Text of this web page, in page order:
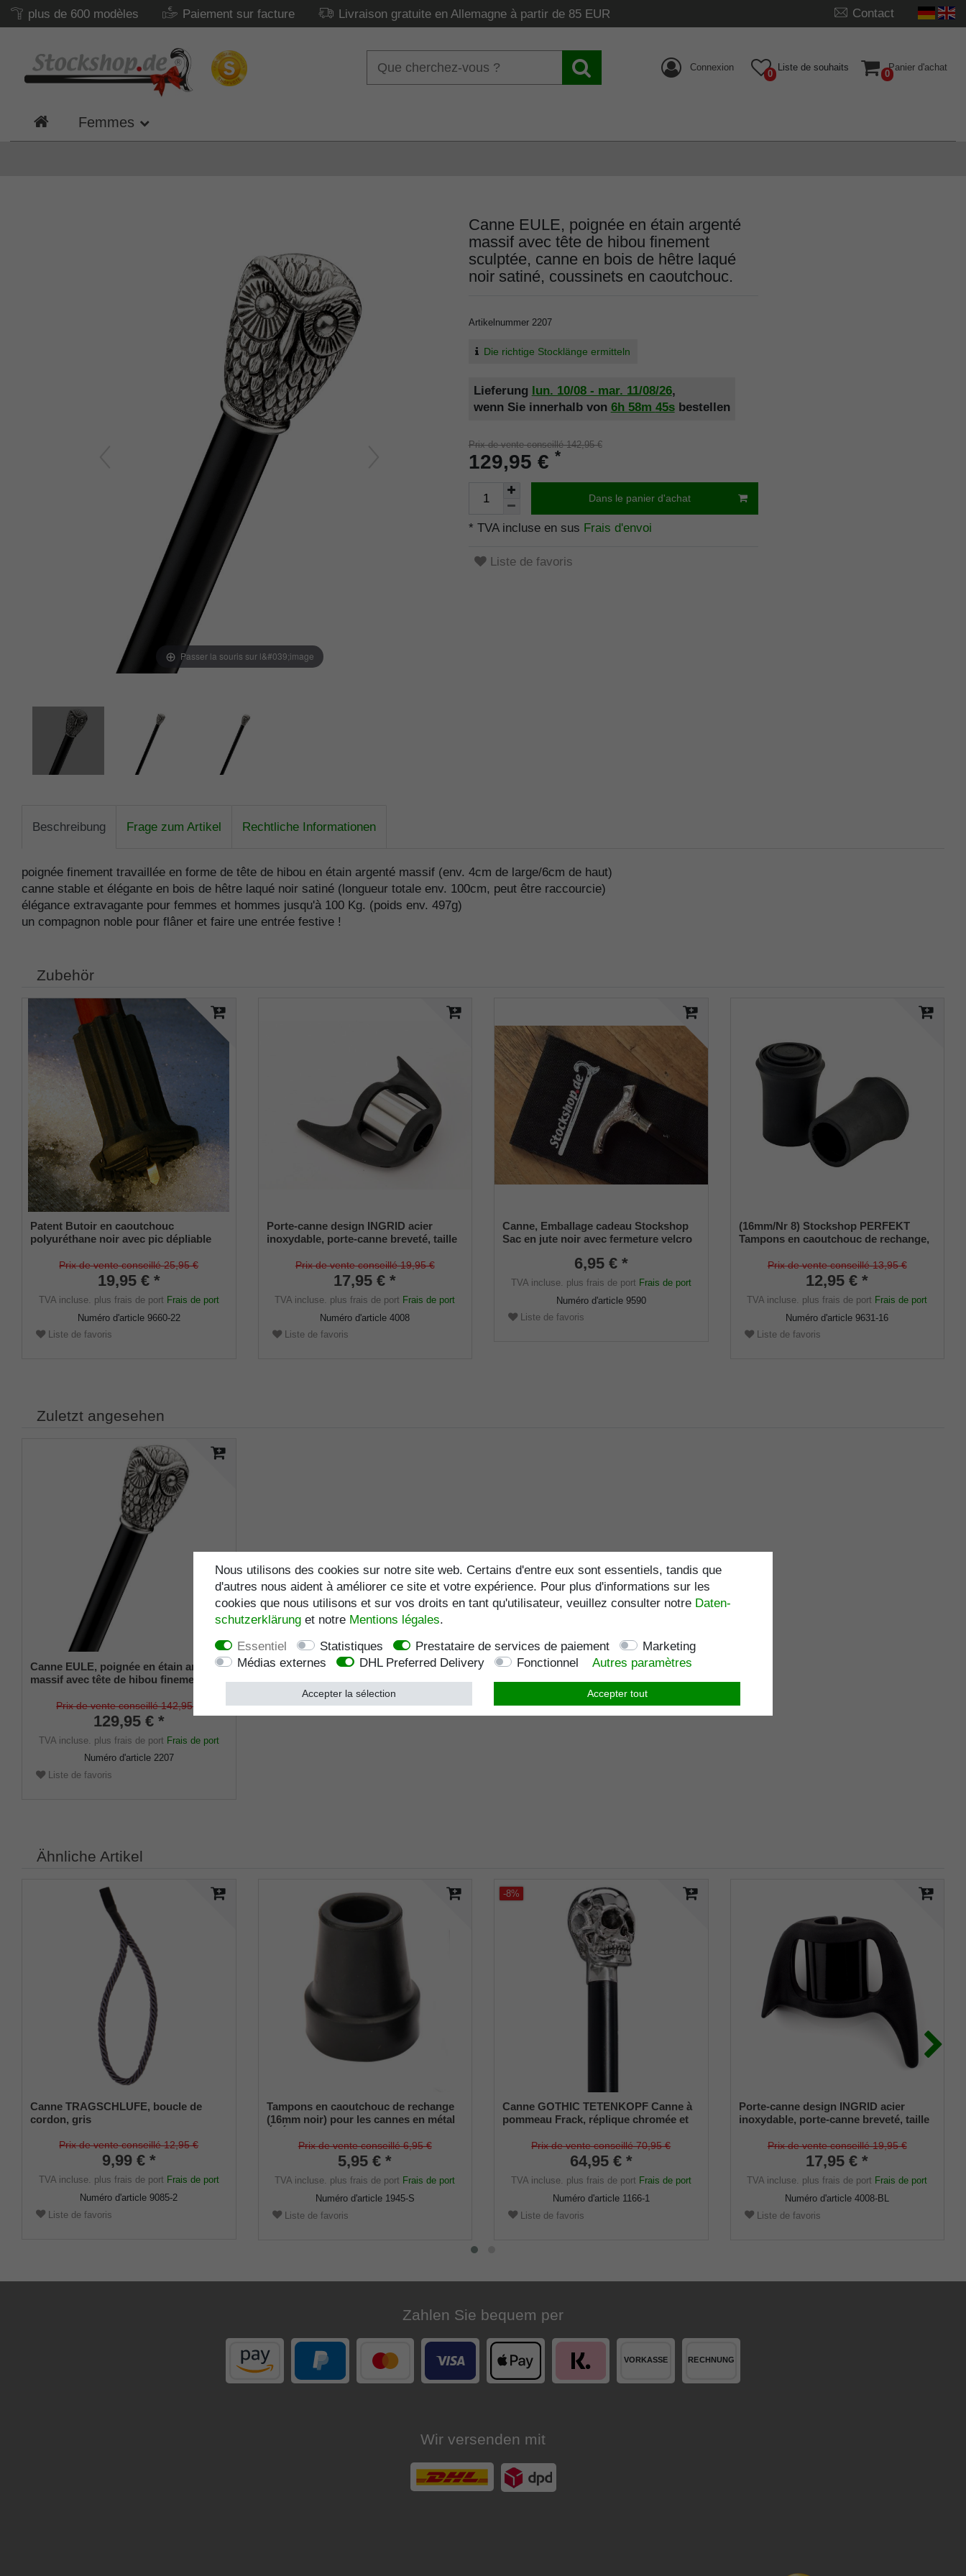
plus de 600 modèles Paiement sur facture Livraison gratuite en Allemagne à partir de 85 EUR Contact
Connexion
0
Liste de souhaits
0
Panier d'achat
Femmes
Passer la souris sur l&#039;image
Canne EULE, poignée en étain argenté
massif avec tête de hibou finement
sculptée, canne en bois de hêtre laqué
noir satiné, coussinets en caoutchouc.
Artikelnummer 2207
Die richtige Stocklänge ermitteln
Lieferung lun. 10/08 - mar. 11/08/26,
wenn Sie innerhalb von 6h 58m 44sbestellen
Prix de vente conseillé 142,95 €
129,95 € *
Dans le panier d'achat
* TVA incluse en sus Frais d'envoi
Liste de favoris
Beschreibung Frage zum Artikel Rechtliche Informationen
poignée finement travaillée en forme de tête de hibou en étain argenté massif (env. 4cm de large/6cm de haut)
canne stable et élégante en bois de hêtre laqué noir satiné (longueur totale env. 100cm, peut être raccourcie)
élégance extravagante pour femmes et hommes jusqu'à 100 Kg. (poids env. 497g)
un compagnon noble pour flâner et faire une entrée festive !
Zubehör
Patent Butoir en caoutchouc
polyuréthane noir avec pic dépliable
flexible pour diamètres d'environ 17-22
Prix de vente conseillé 25,95 €
19,95 € *
TVA incluse. plus frais de port Frais de port
Numéro d'article 9660-22
Liste de favoris
Porte-canne design INGRID acier
inoxydable, porte-canne breveté, taille
souplePrix de vente conseillé 19,95 €
17,95 € *
TVA incluse. plus frais de port Frais de port
Numéro d'article4008
Liste de favoris
Canne, Emballage cadeau Stockshop
Sac en jute noir avec fermeture velcro
6,95 € *
TVA incluse. plus frais de port Frais de port
Numéro d'article 9590
Liste de favoris
(16mm/Nr 8) Stockshop PERFEKT
Tampons en caoutchouc de rechange,
avec insert métallique (lot de 2)
Prix de vente conseillé 13,95 €
12,95 € *
TVA incluse. plus frais de port Frais de port
Numéro d'article9631-16
Liste de favoris
Zuletzt angesehen
Canne EULE, poignée en étain argenté
massif avec tête de hibou finement
noir satiné, coussinets en caoutchouc.
Prix de vente conseillé 142,95 €
129,95 € *
TVA incluse. plus frais de port Frais de port
Numéro d'article 2207
Liste de favoris
Ähnliche Artikel
Canne TRAGSCHLUFE, boucle de
cordon, gris
Prix de vente conseillé 12,95 €
9,99 € *
TVA incluse. plus frais de port Frais de port
Numéro d'article9085-2
Liste de favoris
Tampons en caoutchouc de rechange
(16mm noir) pour les cannes en métal
16mm) avec insert métallique (lot de 2)
Prix de vente conseillé 6,95 €
5,95 € *
TVA incluse. plus frais de port Frais de port
Numéro d'article 1945-S
Liste de favoris
-8%
Canne GOTHIC TETENKOPF Canne à
pommeau Frack, réplique chromée et
canne en bois de hêtre laqué noir
satiné, livré avec butoirs fins.
Prix de vente conseillé 70,95 €
64,95 € *
TVA incluse. plus frais de port Frais de port
Numéro d'article 1166-1
Liste de favoris
Porte-canne design INGRID acier
inoxydable, porte-canne breveté, taille
souplePrix de vente conseillé 19,95 €
17,95 € *
TVA incluse. plus frais de port Frais de port
Numéro d'article4008-BL
Liste de favoris
Zahlen Sie bequem per
Wir versenden mit
Nous utilisons des cookies sur notre site web. Certains d'entre eux sont essentiels, tandis que
d'autres nous aident à améliorer ce site et votre expérience. Pour plus d'informations sur les
cookies que nous utilisons et sur vos droits en tant qu'utilisateur, veuillez consulter notre Daten­
schutz­erklärunget notre Mentions légales.
Essentiel
Statistiques Prestataire de services de paiement
Marketing
Médias externes
DHL Preferred Delivery Fonctionnel Autres paramètres
Accepter tout
Accepter la sélection